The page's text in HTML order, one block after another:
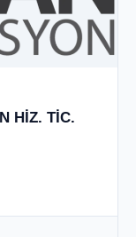
HİZ. TİC.